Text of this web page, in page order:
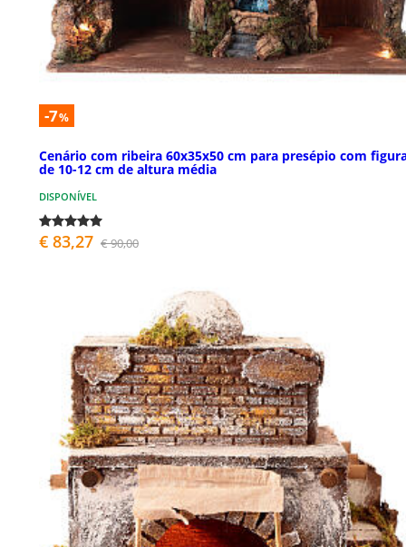
-7%
Cenário com ribeira 60x35x50 cm para presépio com
de 10-12 cm de altura média
DISPONÍVEL
€ 83,27 € 90,00